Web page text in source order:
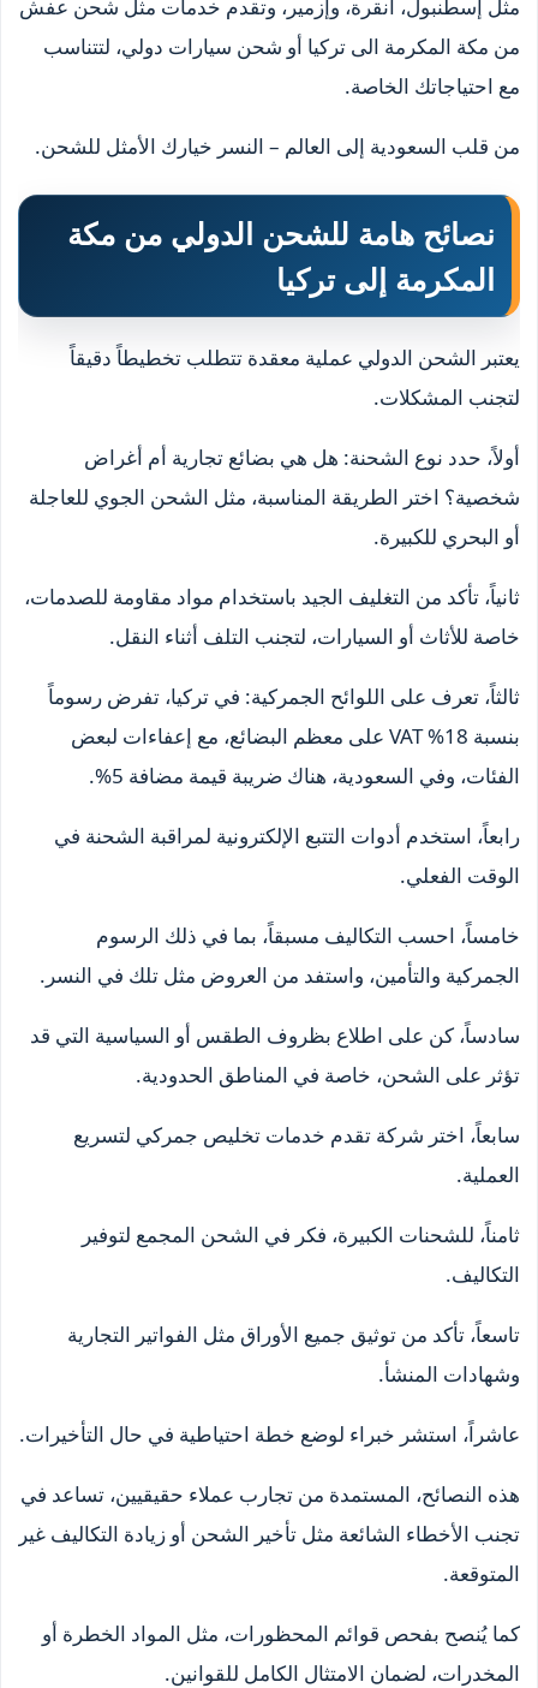
مثل إسطنبول، أنقرة، وإزمير، وتقدم خدمات مثل شحن عفش
من مكة المكرمة الى تركيا أو شحن سيارات دولي، لتتناسب
مع احتياجاتك الخاصة.
من قلب السعودية إلى العالم – النسر خيارك الأمثل للشحن.
نصائح هامة للشحن الدولي من مكة
المكرمة إلى تركيا
يعتبر الشحن الدولي عملية معقدة تتطلب تخطيطاً دقيقاً
لتجنب المشكلات.
أولاً، حدد نوع الشحنة: هل هي بضائع تجارية أم أغراض
شخصية؟ اختر الطريقة المناسبة، مثل الشحن الجوي للعاجلة
أو البحري للكبيرة.
ثانياً، تأكد من التغليف الجيد باستخدام مواد مقاومة للصدمات،
خاصة للأثاث أو السيارات، لتجنب التلف أثناء النقل.
ثالثاً، تعرف على اللوائح الجمركية: في تركيا، تفرض رسوماً
بنسبة 18% VAT على معظم البضائع، مع إعفاءات لبعض
الفئات، وفي السعودية، هناك ضريبة قيمة مضافة 5%.
رابعاً، استخدم أدوات التتبع الإلكترونية لمراقبة الشحنة في
الوقت الفعلي.
خامساً، احسب التكاليف مسبقاً، بما في ذلك الرسوم
الجمركية والتأمين، واستفد من العروض مثل تلك في النسر.
سادساً، كن على اطلاع بظروف الطقس أو السياسية التي قد
تؤثر على الشحن، خاصة في المناطق الحدودية.
سابعاً، اختر شركة تقدم خدمات تخليص جمركي لتسريع
العملية.
ثامناً، للشحنات الكبيرة، فكر في الشحن المجمع لتوفير
التكاليف.
تاسعاً، تأكد من توثيق جميع الأوراق مثل الفواتير التجارية
وشهادات المنشأ.
عاشراً، استشر خبراء لوضع خطة احتياطية في حال التأخيرات.
هذه النصائح، المستمدة من تجارب عملاء حقيقيين، تساعد في
تجنب الأخطاء الشائعة مثل تأخير الشحن أو زيادة التكاليف غير
المتوقعة.
كما يُنصح بفحص قوائم المحظورات، مثل المواد الخطرة أو
المخدرات، لضمان الامتثال الكامل للقوانين.